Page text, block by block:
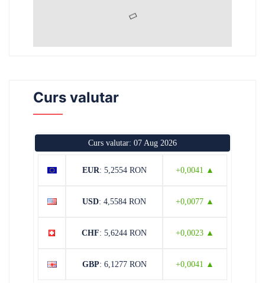
Curs valutar
Curs valutar: 07 Aug 2026
EUR: 5,2554 RON +0,0041 ▲
USD: 4,5584 RON +0,0077 ▲
CHF: 5,6244 RON +0,0023 ▲
GBP: 6,1277 RON +0,0041 ▲